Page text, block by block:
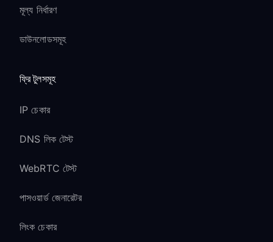
মূল্য নির্ধারণ
ডাউনলোডসমূহ
ফ্রি টুলসমূহ
IP চেকার
DNS লিক টেস্ট
WebRTC টেস্ট
পাসওয়ার্ড জেনারেটর
লিংক চেকার